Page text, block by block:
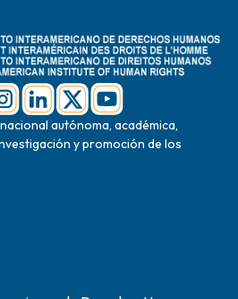
autónoma, académica,
y promoción de los